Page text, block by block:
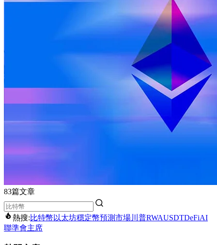
83篇文章
熱搜:比特幣 以太坊穩定幣預測市場川普RWAUSDTDeFiAI
聯準會主席